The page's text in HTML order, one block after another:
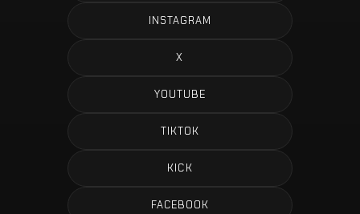
INSTAGRAM
X
YOUTUBE
TIKTOK
KICK
FACEBOOK